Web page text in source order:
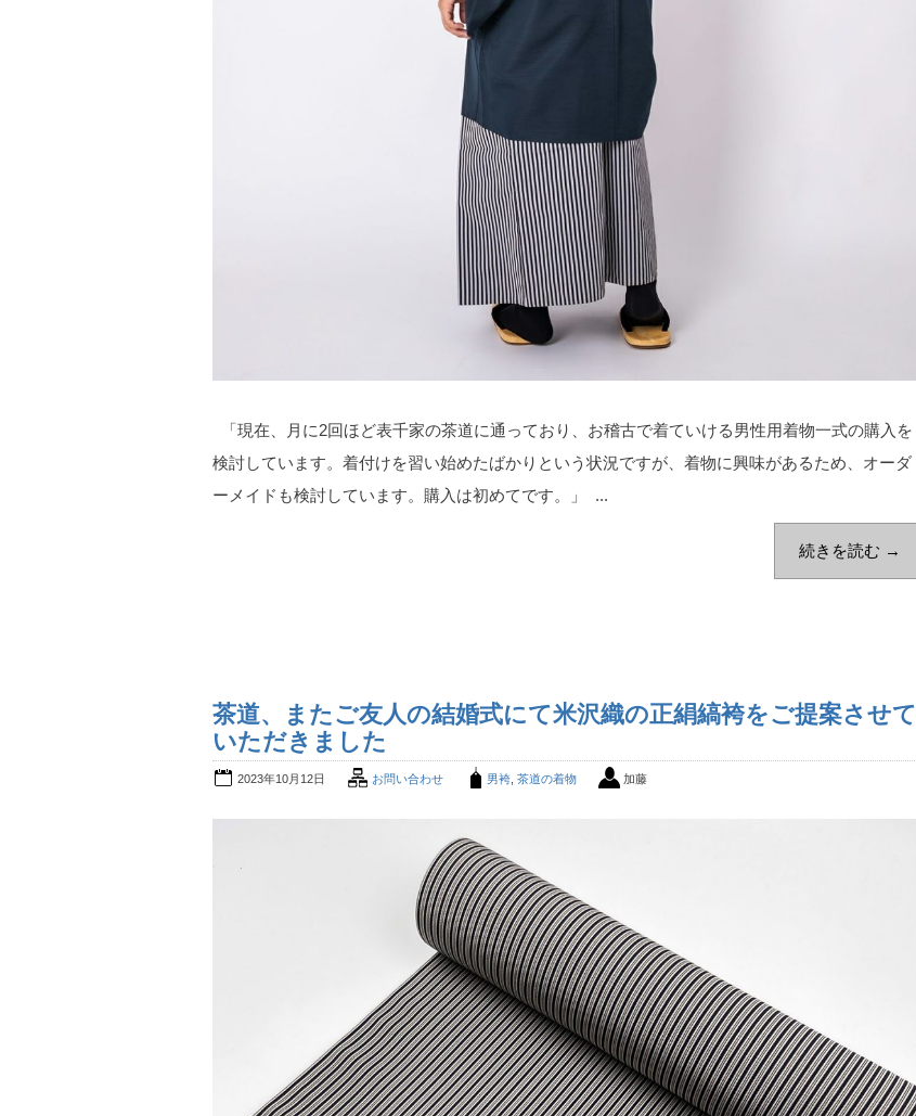
「現在、月に2回ほど表千家の茶道に通っており、お稽古で着ていける男性用着物一式の購入を
検討しています。着付けを習い始めたばかりという状況ですが、着物に興味があるため、オーダ
ーメイドも検討しています。購入は初めてです。」 ...
続きを読む →
茶道、またご友人の結婚式にて米沢織の正絹縞袴をご提案させて
いただきました
2023年10月12日 お問い合わせ 男袴, 茶道の着物 加藤